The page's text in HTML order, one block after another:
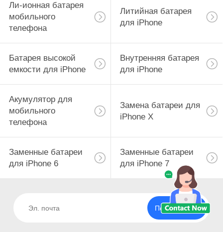
Ли-ионная батарея
мобильного
телефона
Литийная батарея
для iPhone
Батарея высокой
емкости для iPhone
Внутренняя батарея
для iPhone
Акумулятор для
мобильного
телефона
Замена батареи для
iPhone X
Заменные батареи
для iPhone 6
Заменные батареи
для iPhone 7
Подпишитесь